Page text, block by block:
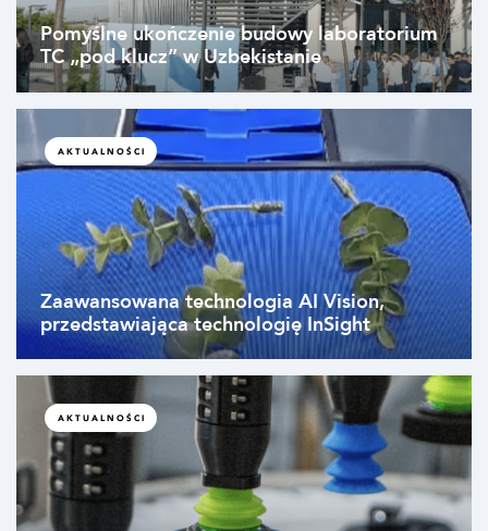
Pomyślne ukończenie budowy laboratorium
TC „pod klucz” w Uzbekistanie
AKTUALNOŚCI
Zaawansowana technologia AI Vision,
przedstawiająca technologię InSight
AKTUALNOŚCI